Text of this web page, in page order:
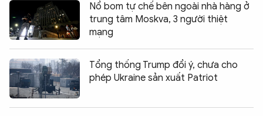
Nổ bom tự chế bên ngoài nhà hàng ở
trung tâm Moskva, 3 người thiệt
mạng
Tổng thống Trump đổi ý, chưa cho
phép Ukraine sản xuất Patriot